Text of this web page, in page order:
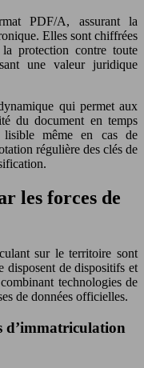
PDF/A, assurant la
Elles sont chiffrées
la protection contre toute
une valeur juridique
qui permet aux
du document en temps
même en cas de
régulière des clés de
les forces de
sur le territoire sont
disposent de dispositifs et
technologies de
de données officielles.
d’immatriculation